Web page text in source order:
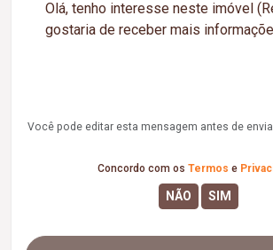
Você pode editar esta mensagem antes de
Concordo com os Termos e